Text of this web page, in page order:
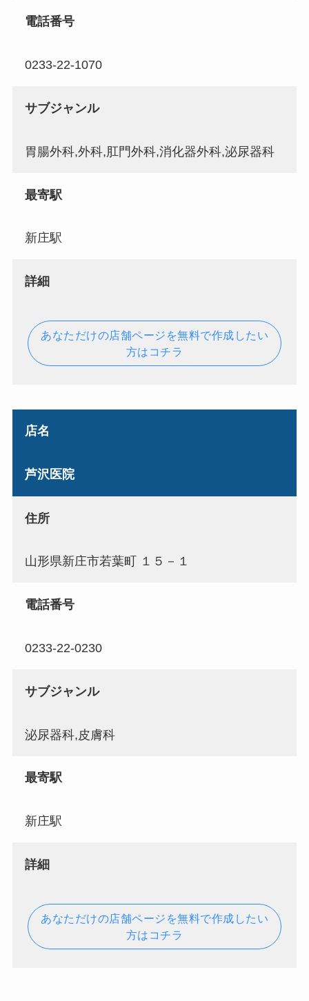
電話番号
0233-22-1070
サブジャンル
胃腸外科,外科,肛門外科,消化器外科,泌尿器科
最寄駅
新庄駅
詳細
あなただけの店舗ページを無料で作成したい
方はコチラ
店名
芦沢医院
住所
山形県新庄市若葉町 １５－１
電話番号
0233-22-0230
サブジャンル
泌尿器科,皮膚科
最寄駅
新庄駅
詳細
あなただけの店舗ページを無料で作成したい
方はコチラ